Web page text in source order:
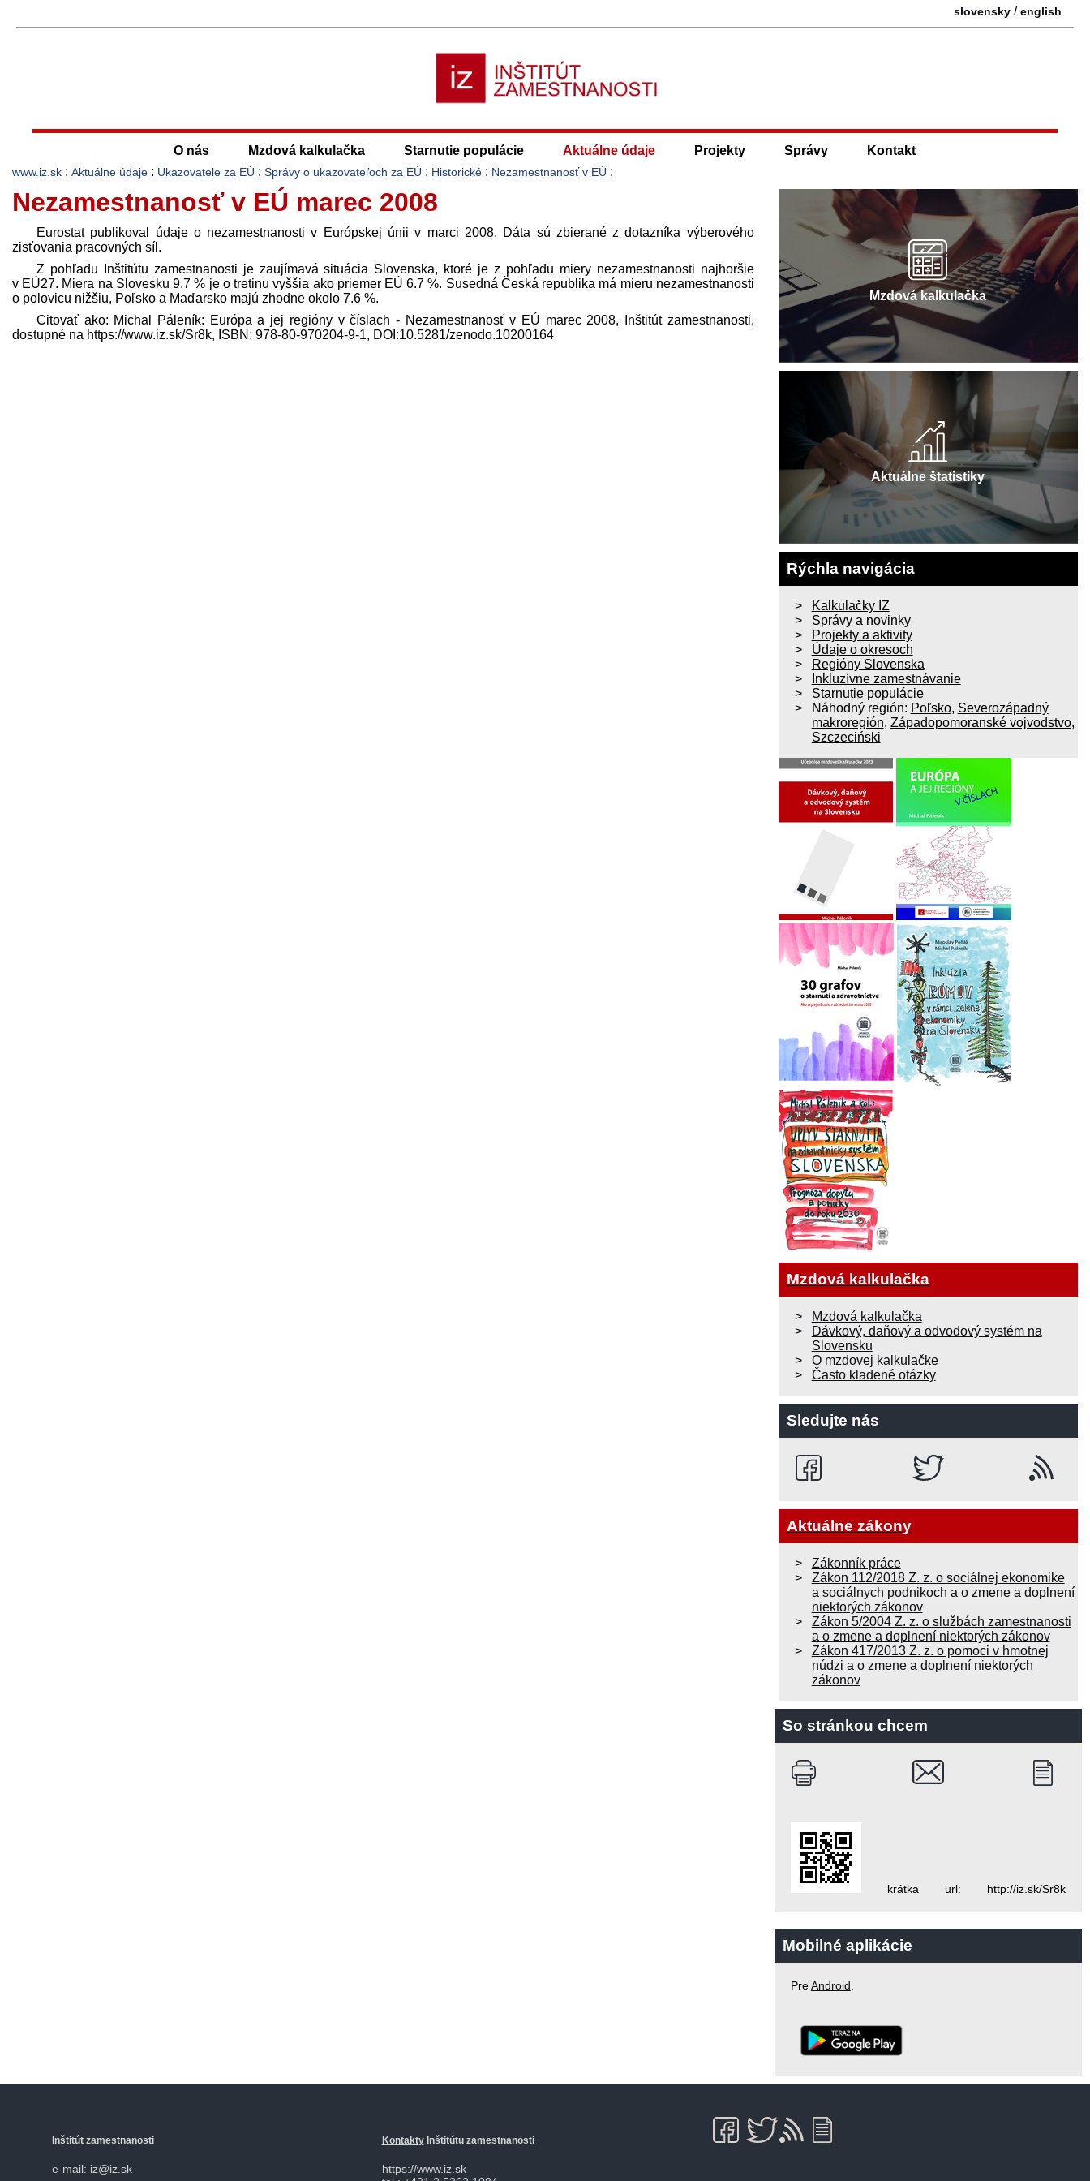
slovensky /english
O nás Mzdová kalkulačka Starnutie populácie Aktuálne údaje Projekty Správy Kontakt
www.iz.sk : Aktuálne údaje : Ukazovatele za EÚ : Správy o ukazovateľoch za EÚ : Historické : Nezamestnanosť v EÚ :
Nezamestnanosť v EÚ marec 2008
Eurostat publikoval údaje o nezamestnanosti v Európskej únii v marci 2008. Dáta sú zbierané z dotazníka výberového
zisťovania pracovných síl.
Z pohľadu Inštitútu zamestnanosti je zaujímavá situácia Slovenska, ktoré je z pohľadu miery nezamestnanosti najhoršie
v EÚ27. Miera na Slovesku 9.7 % je o tretinu vyššia ako priemer EÚ 6.7 %. Susedná Česká republika má mieru nezamestnanosti
o polovicu nižšiu, Poľsko a Maďarsko majú zhodne okolo 7.6 %.
Citovať ako: Michal Páleník: Európa a jej regióny v číslach - Nezamestnanosť v EÚ marec 2008, Inštitút zamestnanosti,
dostupné na https://www.iz.sk/​Sr8k, ISBN: 978-80-970204-9-1, DOI:10.5281/zenodo.10200164
Mzdová kalkulačka
Aktuálne štatistiky
Rýchla navigácia
Kalkulačky IZ
Správy a novinky
Projekty a aktivity
Údaje o okresoch
Regióny Slovenska
Inkluzívne zamestnávanie
Starnutie populácie
Náhodný región: Poľsko, Severozápadný
makroregión, Západopomoranské vojvodstvo,
Szczeciński
Mzdová kalkulačka
Mzdová kalkulačka
Dávkový, daňový a odvodový systém na
Slovensku
O mzdovej kalkulačke
Často kladené otázky
Sledujte nás
Aktuálne zákony
Zákonník práce
Zákon 112/2018 Z. z. o sociálnej ekonomike
a sociálnych podnikoch a o zmene a doplnení
niektorých zákonov
Zákon 5/2004 Z. z. o službách zamestnanosti
a o zmene a doplnení niektorých zákonov
Zákon 417/2013 Z. z. o pomoci v hmotnej
núdzi a o zmene a doplnení niektorých
zákonov
So stránkou chcem
krátka url: http://iz.sk/Sr8k
Mobilné aplikácie
PreAndroid
Inštitút zamestnanosti
e-mail: iz@iz.sk
KontaktyInštitútu zamestnanosti
https://www.iz.sk